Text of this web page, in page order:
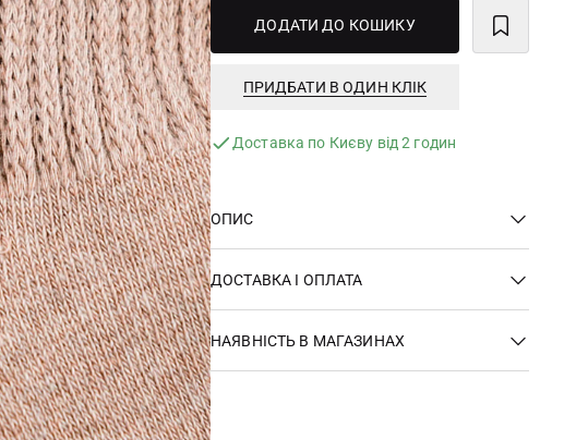
ДОДАТИ ДО КОШИКУ
ПРИДБАТИ В ОДИН КЛІК
Доставка по Києву від 2 годин
ОПИС
ДОСТАВКА І ОПЛАТА
НАЯВНІСТЬ В МАГАЗИНАХ